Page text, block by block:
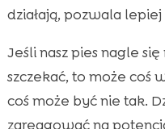
działają, pozwala
Jeśli nasz pies nagle
szczekać, to może coś
coś może być nie tak.
zareagować na